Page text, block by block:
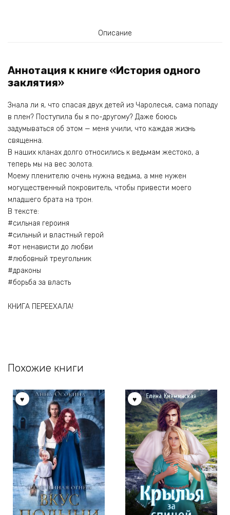
Описание
Аннотация к книге «История одного
заклятия»
Знала ли я, что спасая двух детей из Чаролесья, сама попаду
в плен? Поступила бы я по-другому? Даже боюсь
задумываться об этом — меня учили, что каждая жизнь
священна.
В наших кланах долго относились к ведьмам жестоко, а
теперь мы на вес золота.
Моему пленителю очень нужна ведьма, а мне нужен
могущественный покровитель, чтобы привести моего
младшего брата на трон.
В тексте:
#сильная героиня
#сильный и властный герой
#от ненависти до любви
#любовный треугольник
#драконы
#борьба за власть
КНИГА ПЕРЕЕХАЛА!
Похожие книги